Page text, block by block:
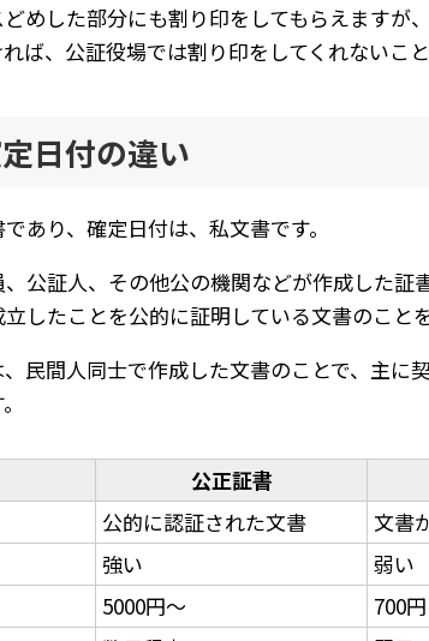
めした部分にも割り印をしてもらえますが
ば、公証役場では割り印をしてくれないこと
日付の違い
あり、確定日付は、私文書です。
公証人、その他公の機関などが作成した証
したことを公的に証明している文書のことを
民間人同士で作成した文書のことで、主に
公正証書
公的に認証された文書
文書
強い
弱い
5000円～
700円